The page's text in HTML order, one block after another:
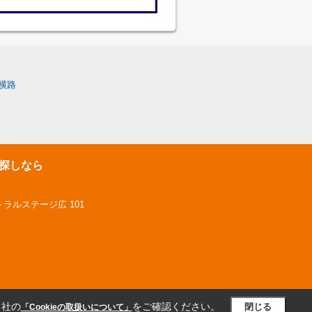
路
しなら
ラルステージ広 101
の「Cookieの取扱いについて」 をご確認ください。 閉じる